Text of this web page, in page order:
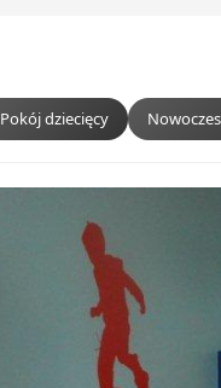
Pokój dziecięcy